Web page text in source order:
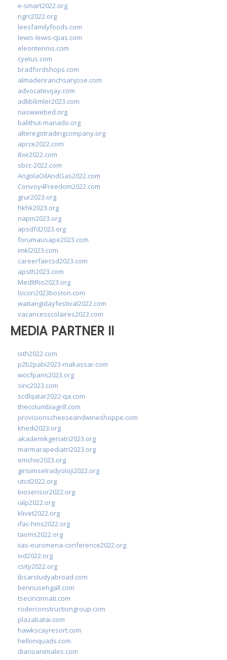
e-smart2022.org
ngrc2022.org
leesfamilyfoods.com
lewis-lewis-cpas.com
eleontennis.com
cyetus.com
bradfordshops.com
almadenranchsanjose.com
advocatevijay.com
adlibilimler2023.com
naswwebed.org
balithut-manado.org
alteregotradingcompany.org
aprce2022.com
ibie2022.com
sbcc-2022.com
AngolaOilAndGas2022.com
Convoy4Freedom2022.com
grur2023.org
hkhk2023.org
napm2023.org
apsdfd2023.org
forumausape2023.com
imkl2023.com
careerfaircsd2023.com
apsth2023.com
MedItRio2023.org
lcicon2023boston.com
waitangidayfestival2022.com
vacancesscolaires2022.com
MEDIA PARTNER II
isth2022.com
p2b2pabi2023-makassar.com
wocfparis2023.org
sinc2023.com
scdlqatar2022-qa.com
thecolumbiagrill.com
provisionscheeseandwineshoppe.com
khedi2023.org
akademikgeriatri2023.org
marmarapediatri2023.org
emchie2023.org
girisimselradyoloji2022.org
utcd2022.org
biosensor2022.org
ialp2022.org
klivet2022.org
ifac-hms2022.org
taoms2022.org
iias-euromena-conference2022.org
ivd2022.org
csity2022.org
ibsarstudyabroad.com
bennusehgall.com
tsecincinnati.com
roderconstructiongroup.com
plazabatai.com
hawkscayresort.com
hellonquads.com
diarioanimales.com